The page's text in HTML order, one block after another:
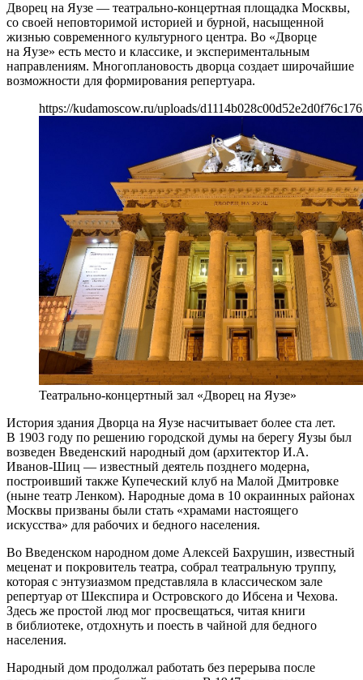
Дворец на Яузе — театрально-концертная площадка Москвы,
со своей неповторимой историей и бурной, насыщенной
жизнью современного культурного центра. Во «Дворце
на Яузе» есть место и классике, и экспериментальным
направлениям. Многоплановость дворца создает широчайшие
возможности для формирования репертуара.
https://kudamoscow.ru/uploads/
Театрально-концертный зал «Дворец на Яузе»
История здания Дворца на Яузе насчитывает более ста лет.
В 1903 году по решению городской думы на берегу Яузы был
возведен Введенский народный дом (архитектор И.А.
Иванов-Шиц — известный деятель позднего модерна,
построивший также Купеческий клуб на Малой Дмитровке
(ныне театр Ленком). Народные дома в 10 окраинных районах
Москвы призваны были стать «храмами настоящего
искусства» для рабочих и бедного населения.
Во Введенском народном доме Алексей Бахрушин, известный
меценат и покровитель театра, собрал театральную труппу,
которая с энтузиазмом представляла в классическом зале
репертуар от Шекспира и Островского до Ибсена и Чехова.
Здесь же простой люд мог просвещаться, читая книги
в библиотеке, отдохнуть и поесть в чайной для бедного
населения.
Народный дом продолжал работать без перерыва после